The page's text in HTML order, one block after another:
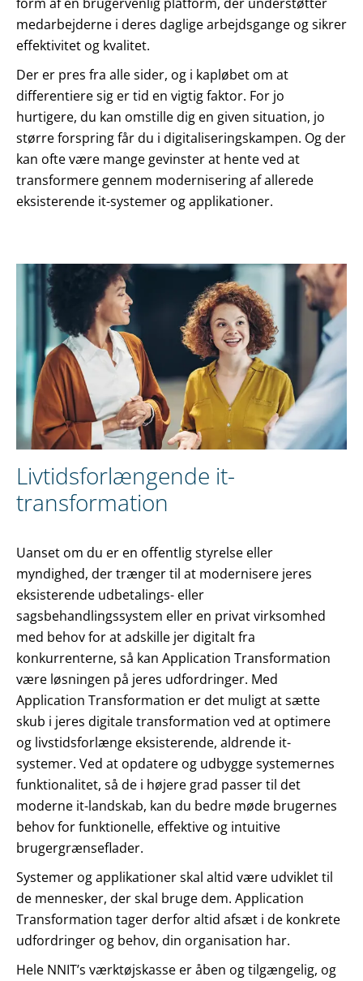
medarbejderne i deres daglige arbejdsgange og sikrer
effektivitet og kvalitet.
Der er pres fra alle sider, og i kapløbet om at
differentiere sig er tid en vigtig faktor. For jo
hurtigere, du kan omstille dig en given situation, jo
større forspring får du i digitaliseringskampen. Og der
kan ofte være mange gevinster at hente ved at
transformere gennem modernisering af allerede
eksisterende it-systemer og applikationer.
Livtidsforlængende it-
transformation
Uanset om du er en offentlig styrelse eller
myndighed, der trænger til at modernisere jeres
eksisterende udbetalings- eller
sagsbehandlingssystem eller en privat virksomhed
med behov for at adskille jer digitalt fra
konkurrenterne, så kan Application Transformation
være løsningen på jeres udfordringer. Med
Application Transformation er det muligt at sætte
skub i jeres digitale transformation ved at optimere
og livstidsforlænge eksisterende, aldrende it-
systemer. Ved at opdatere og udbygge systemernes
funktionalitet, så de i højere grad passer til det
moderne it-landskab, kan du bedre møde brugernes
behov for funktionelle, effektive og intuitive
brugergrænseflader.
Systemer og applikationer skal altid være udviklet til
de mennesker, der skal bruge dem. Application
Transformation tager derfor altid afsæt i de konkrete
udfordringer og behov, din organisation har.
Hele NNIT’s værktøjskasse er åben og tilgængelig, og